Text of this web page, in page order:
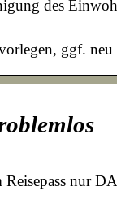
des
ggf. neu
nur